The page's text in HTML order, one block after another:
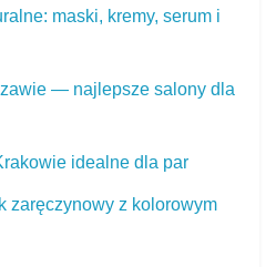
maski, kremy, serum i
— najlepsze salony dla
idealne dla par
zaręczynowy z kolorowym